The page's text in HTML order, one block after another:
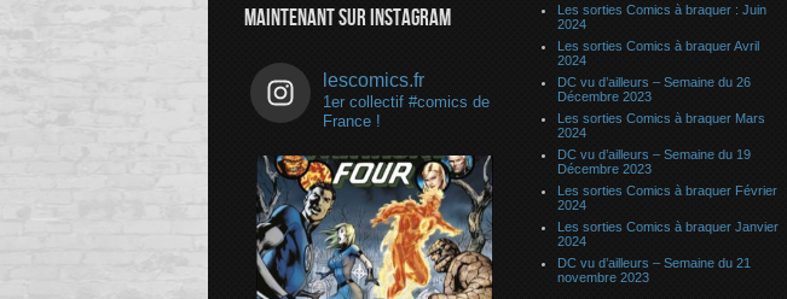
MAINTENANT SUR INSTAGRAM
lescomics.fr
1er collectif #comics de
France !
Les sorties Comics à braquer : Juin
2024
Les sorties Comics à braquer Avril
2024
DC vu d’ailleurs – Semaine du 26
Décembre 2023
Les sorties Comics à braquer Mars
2024
DC vu d’ailleurs – Semaine du 19
Décembre 2023
Les sorties Comics à braquer Février
2024
Les sorties Comics à braquer Janvier
2024
DC vu d’ailleurs – Semaine du 21
novembre 2023